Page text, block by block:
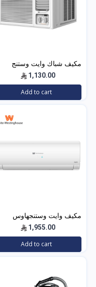
مكيف شباك وايت وستنج
هاوس (الجديد) WWA20K22R
1,130.00
Add to cart
مكيف وايت وستنجهاوس
سبليت 24 بارد — 21400
وحدة موديل WWS24Z24I/C
لتبريد فعال للم
1,955.00
Add to cart